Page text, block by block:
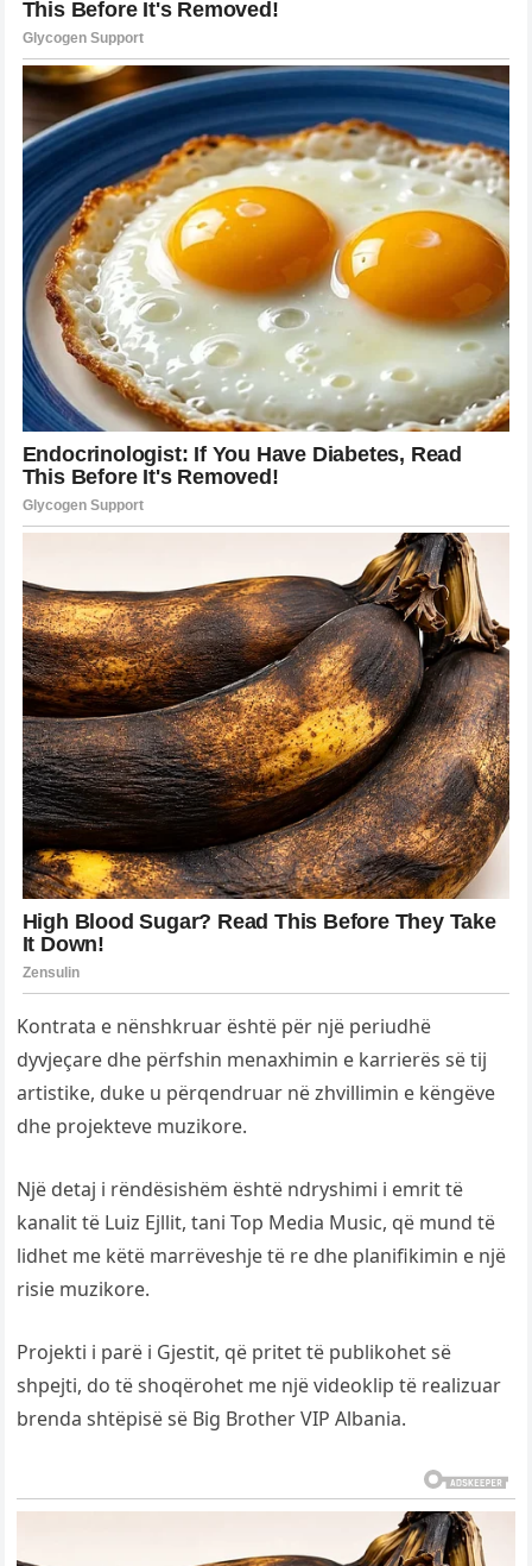
Kontrata e nënshkruar është për një periudhë
dyvjeçare dhe përfshin menaxhimin e karrierës së tij
artistike, duke u përqendruar në zhvillimin e këngëve
dhe projekteve muzikore.
Një detaj i rëndësishëm është ndryshimi i emrit të
kanalit të Luiz Ejllit, tani Top Media Music, që mund të
lidhet me këtë marrëveshje të re dhe planifikimin e një
risie muzikore.
Projekti i parë i Gjestit, që pritet të publikohet së
shpejti, do të shoqërohet me një videoklip të realizuar
brenda shtëpisë së Big Brother VIP Albania.